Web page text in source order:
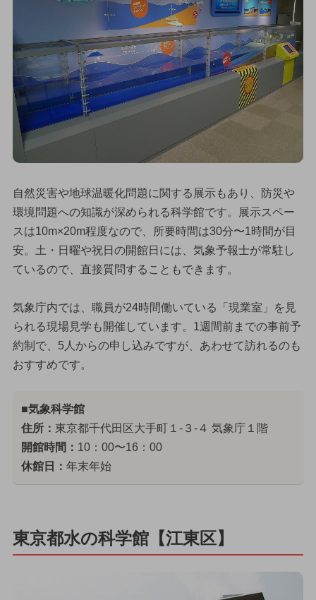
自然災害や地球温暖化問題に関する展示もあり、防災や
環境問題への知識が深められる科学館です。展示スペー
スは10m×20m程度なので、所要時間は30分〜1時間が目
安。土・日曜や祝日の開館日には、気象予報士が常駐し
ているので、直接質問することもできます。
気象庁内では、職員が24時間働いている「現業室」を見
られる現場見学も開催しています。1週間前までの事前予
約制で、5人からの申し込みですが、あわせて訪れるのも
おすすめです。
■気象科学館
住所： 東京都千代田区大手町１-３-４ 気象庁１階
開館時間： 10：00〜16：00
休館日： 年末年始
東京都水の科学館【江東区】